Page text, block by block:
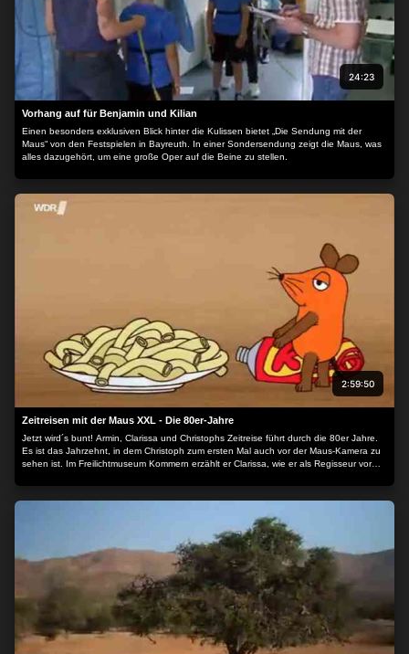
24:23
Vorhang auf für Benjamin und Kilian
Einen besonders exklusiven Blick hinter die Kulissen bietet „Die Sendung mit der
Maus“ von den Festspielen in Bayreuth. In einer Sondersendung zeigt die Maus, was
alles dazugehört, um eine große Oper auf die Beine zu stellen.
2:59:50
Zeitreisen mit der Maus XXL - Die 80er-Jahre
Jetzt wird´s bunt! Armin, Clarissa und Christophs Zeitreise führt durch die 80er Jahre.
Es ist das Jahrzehnt, in dem Christoph zum ersten Mal auch vor der Maus-Kamera zu
sehen ist. Im Freilichtmuseum Kommern erzählt er Clarissa, wie er als Regisseur vor
Ganz besonders freut sich Clarissa auch darüber, Janoschs „Komm wir finden einen
Schatz“ wiederzusehen. Das ist eine von vielen Lach- und Sachgeschichten aus den
1980ern, die Kinder von damals, heute mit ihrem eigenen Nachwuchs neu